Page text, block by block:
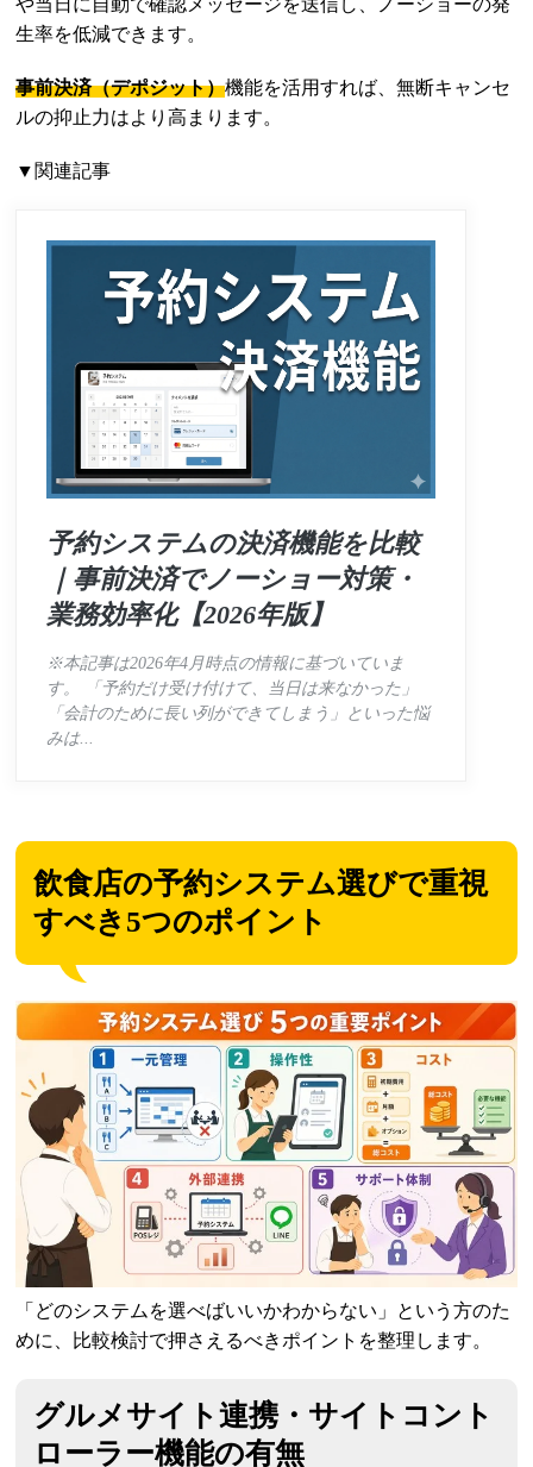
生率を低減できます。
事前決済（デポジット）機能を活用すれば、無断キャンセ
ルの抑止力はより高まります。
▼関連記事
予約システムの決済機能を比較
｜事前決済でノーショー対策・
業務効率化【2026年版】
※本記事は2026年4月時点の情報に基づいていま
す。 「予約だけ受け付けて、当日は来なかった」
「会計のために長い列ができてしまう」といった悩
みは...
飲食店の予約システム選びで重視
すべき5つのポイント
「どのシステムを選べばいいかわからない」という方のた
めに、比較検討で押さえるべきポイントを整理します。
グルメサイト連携・サイトコント
ローラー機能の有無